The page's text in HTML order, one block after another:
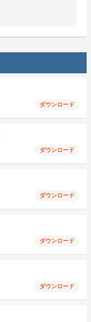
ダウンロード
ダウンロード
ダウンロード
ダウンロード
ダウンロード